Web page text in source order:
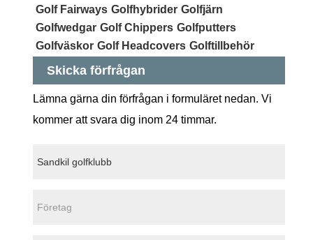
Golf Fairways Golfhybrider Golfjärn
Golfwedgar Golf Chippers Golfputters
Golfväskor Golf Headcovers Golftillbehör
Skicka förfrågan
Lämna gärna din förfrågan i formuläret nedan. Vi
kommer att svara dig inom 24 timmar.